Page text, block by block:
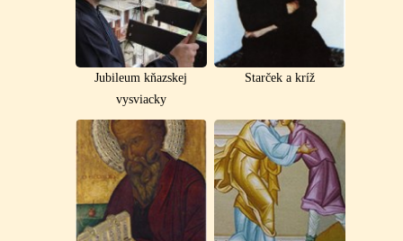
Jubileum kňazskej
vysviacky
Starček a kríž